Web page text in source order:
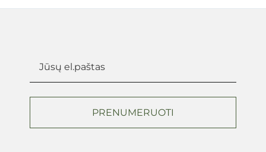
PRENUMERUOTI